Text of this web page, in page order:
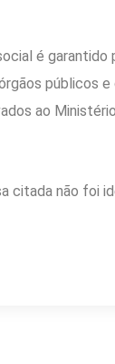
é garantido
públicos
ao
citada não foi